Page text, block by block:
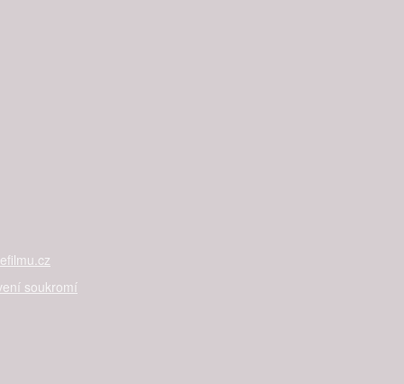
soukromí